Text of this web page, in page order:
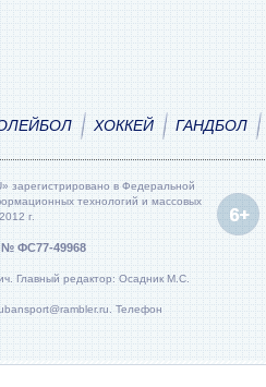
ХОККЕЙ ГАНДБОЛ
зарегистрировано в Федеральной
технологий и массовых
г.
№ ФС77-49968
Главный редактор: Осадник М.С.
Телефон